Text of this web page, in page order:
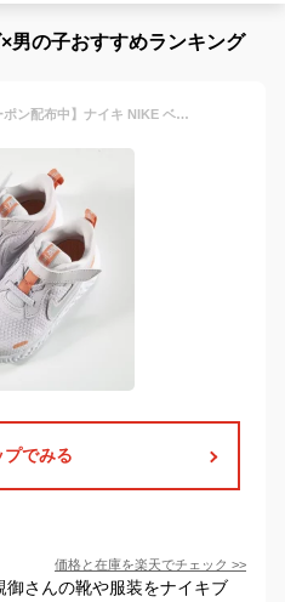
男の子おすすめランキング
【4月5日-4月6日限定★クーポン配布中】ナイキ NIKE ベビーシューズ レボリューション5 TDV BQ5673 フィットハウス
プでみる
価格と在庫を楽天でチェック >>
御さんの靴や服装をナイキブ